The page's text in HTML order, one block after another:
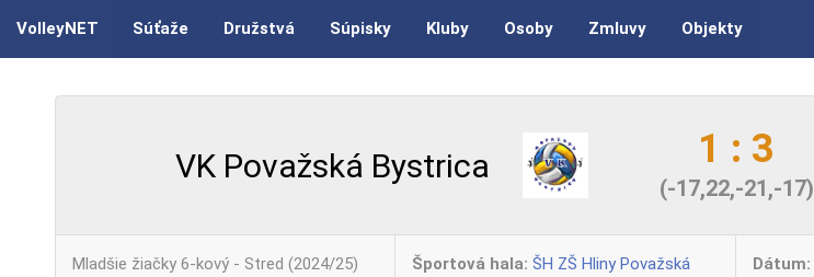
VolleyNET Súťaže Družstvá Súpisky Kluby Osoby Zmluvy Objekty
VK Považská Bystrica 1 : 3
(-17,22,-21,-17)
Mladšie žiačky 6-kový - Stred (2024/25)
Športová hala: ŠH ZŠ Hliny Považská
Dátum: